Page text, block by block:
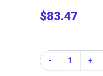
$83.47
-
Cantidad +